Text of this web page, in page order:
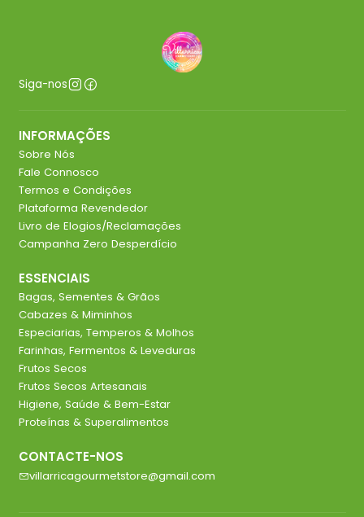
Siga-nos
INFORMAÇÕES
Sobre Nós
Fale Connosco
Termos e Condições
Plataforma Revendedor
Livro de Elogios/Reclamações
Campanha Zero Desperdício
ESSENCIAIS
Bagas, Sementes & Grãos
Cabazes & Miminhos
Especiarias, Temperos & Molhos
Farinhas, Fermentos & Leveduras
Frutos Secos
Frutos Secos Artesanais
Higiene, Saúde & Bem-Estar
Proteínas & Superalimentos
CONTACTE-NOS
villarricagourmetstore@gmail.com